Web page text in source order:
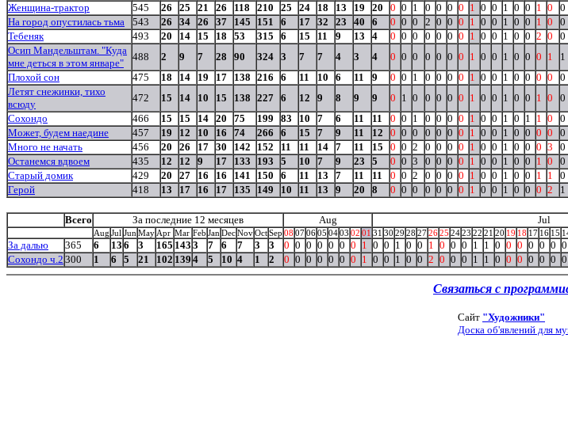
Женщина-трактор
545 26 25 21 26 118 210 25 24 18 13 19 20 0 0 1 0 0 0 0 1 0 0 1 0 0 1 0 0
На город опустилась тьма
543 26 34 26 37 145 151 6 17 32 23 40 6 0 0 0 2 0 0 0 1 0 0 1 0 0 1 0 0
Тебеняк
493 20 14 15 18 53 315 6 15 11 9 13 4 0 0 0 0 0 0 0 1 0 0 1 0 0 2 0 0
Осип Мандельштам. "Куда
мне деться в этом январе"
488 2 9 7 28 90 324 3 7 7 4 3 4 0 0 0 0 0 0 0 1 0 0 1 0 0 0 1 1
Плохой сон
475 18 14 19 17 138 216 6 11 10 6 11 9 0 0 1 0 0 0 0 1 0 0 1 0 0 0 0 0
Летят снежинки, тихо
всюду
472 15 14 10 15 138 227 6 12 9 8 9 9 0 1 0 0 0 0 0 1 0 0 1 0 0 1 0 0
Сохондо
466 15 15 14 20 75 199 83 10 7 6 11 11 0 0 1 0 0 0 0 1 0 0 1 0 1 1 0 0
Может, будем наедине
457 19 12 10 16 74 266 6 15 7 9 11 12 0 0 0 0 0 0 0 1 0 0 1 0 0 0 0 0
Много не начать
456 20 26 17 30 142 152 11 11 14 7 11 15 0 0 2 0 0 0 0 1 0 0 1 0 0 0 3 0
Останемся вдвоем
435 12 12 9 17 133 193 5 10 7 9 23 5 0 0 3 0 0 0 0 1 0 0 1 0 0 1 0 0
Старый домик
429 20 27 16 16 141 150 6 11 13 7 11 11 0 0 2 0 0 0 0 1 0 0 1 0 0 1 1 0
Герой
418 13 17 16 17 135 149 10 11 13 9 20 8 0 0 0 0 0 0 0 1 0 0 1 0 0 0 2 1
Всего За последние 12 месяцев Aug Jul
Aug Jul Jun May Apr Mar Feb Jan DecNovOctSep 08 070605 0403 02 01 31 30 29 28 272625 2423 22 21 20 19 18 17 16 15
За далью 365 6 13 6 3 165 143 3 7 6 7 3 3 0 0 0 0 0 0 0 1 0 0 1 0 0 1 0 0 0 1 1 0 0 0 0 0 0 0
Сохондо ч.2 300 1 6 5 21 102 139 4 5 10 4 1 2 0 0 0 0 0 0 0 1 0 0 1 0 0 2 0 0 0 1 1 0 0 0 0 0 0 0
Связаться с
Сайт "Художники"
Доска об'явлений для